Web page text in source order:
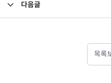
다음글
목록